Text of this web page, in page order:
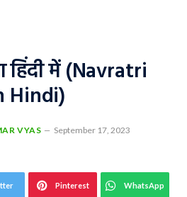
हिंदी में (Navratri
Hindi)
VYAS
September 17, 2023
Pinterest WhatsApp